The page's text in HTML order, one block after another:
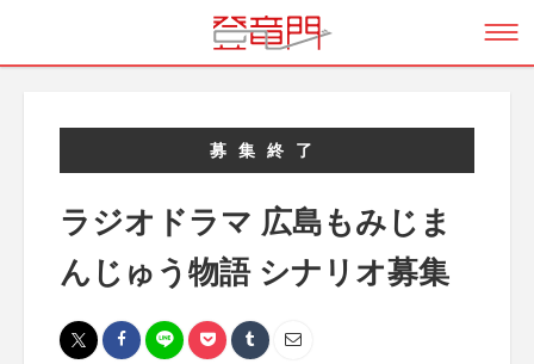
募集終了
ラジオドラマ 広島もみじま
んじゅう物語 シナリオ募集